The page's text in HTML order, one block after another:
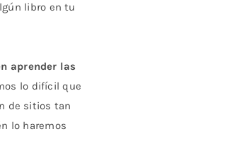
libro en tu
aprender las
lo difícil que
de sitios tan
lo haremos